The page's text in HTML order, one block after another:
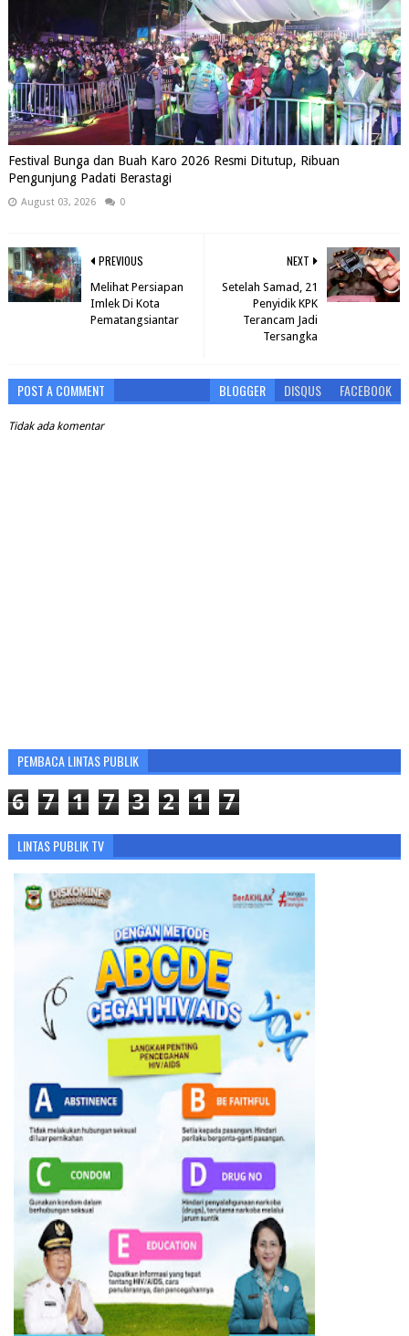
Festival Bunga dan Buah Karo 2026 Resmi Ditutup, Ribuan
Pengunjung Padati Berastagi
August 03, 2026 0
NEXT
Setelah Samad, 21
Penyidik KPK
Terancam Jadi
Tersangka
PREVIOUS
Melihat Persiapan
Imlek Di Kota
Pematangsiantar
POST A COMMENT BLOGGER DISQUS FACEBOOK
Tidak ada komentar
PEMBACA LINTAS PUBLIK
6 7 1 7 3 2 1 7
LINTAS PUBLIK TV